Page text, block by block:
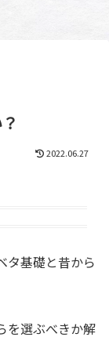
2022.06.27
タ基礎と昔から
を選ぶべきか解